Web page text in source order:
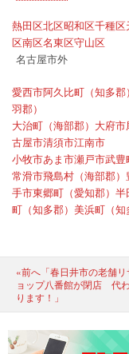
熱田区北区昭和区千種区
区南区名東区守山区
名古屋市外
愛西市阿久比町（知多郡）
羽郡）
大治町（海部郡） 大府市
古屋市清須市江南市
小牧市あま市瀬戸市武豊
常滑市飛島村（海部郡）
手市東郷町（愛知郡） 半
町（知多郡） 美浜町（知
«前へ「春日井市の老舗
ョップ八番館が閉店 代
ります！」